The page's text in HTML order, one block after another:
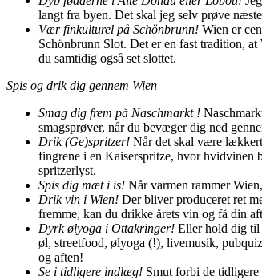
langt fra byen. Det skal jeg selv prøve
Vær finkulturel på Schönbrunn! Wien er
Schönbrunn Slot. Det er en fast tradition,
du samtidig også set slottet.
Spis og drik dig gennem Wien
Smag dig frem på Naschmarkt !
smagsprøver, når du bevæger dig ned
Drik (Ge)spritzer! Når det skal være
fingrene i en Kaiserspritze, hvor hvidvinen
spritzerlyst.
Spis dig mæt i is! Når varmen rammer
Drik vin i Wien! Der bliver produceret ret
fremme, kan du drikke årets vin og få din
Dyrk ølyoga i Ottakringer! Eller hold dig til
øl, streetfood, ølyoga (!), livemusik,
og aften!
Se i tidligere indlæg! Smut forbi de